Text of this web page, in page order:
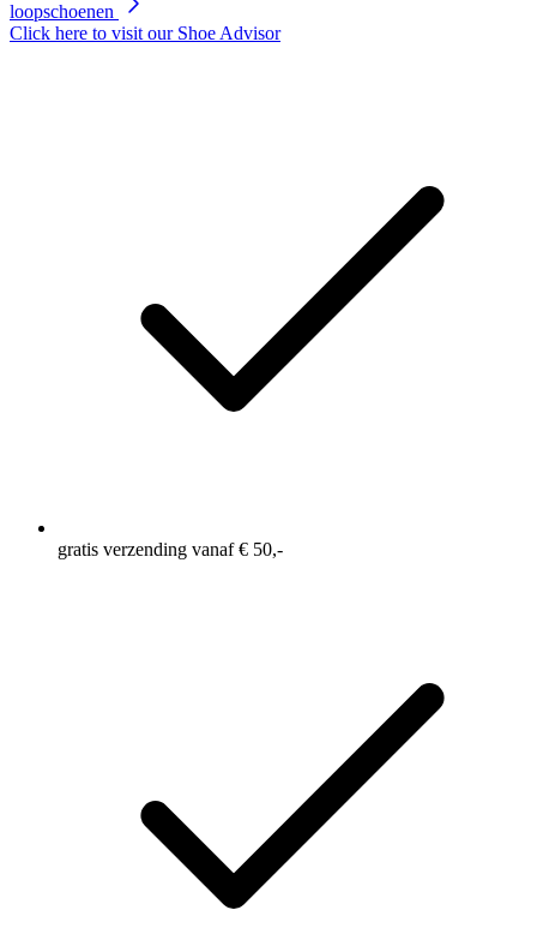
loopschoenen
Click here to visit our Shoe Advisor
gratis verzending vanaf € 50,-